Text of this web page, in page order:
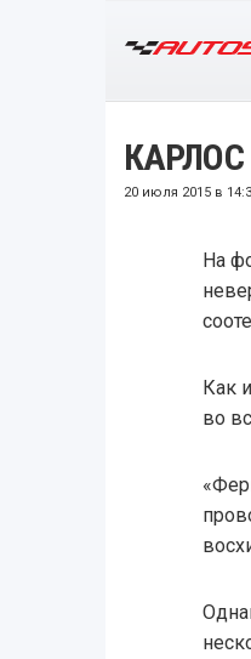
20 июля 2015 в
На
Как
во